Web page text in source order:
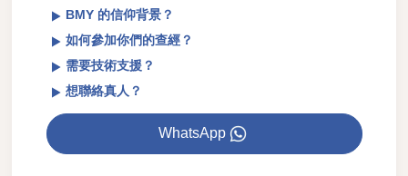
BMY 的信仰背景？
如何參加你們的查經？
需要技術支援？
想聯絡真人？
WhatsApp